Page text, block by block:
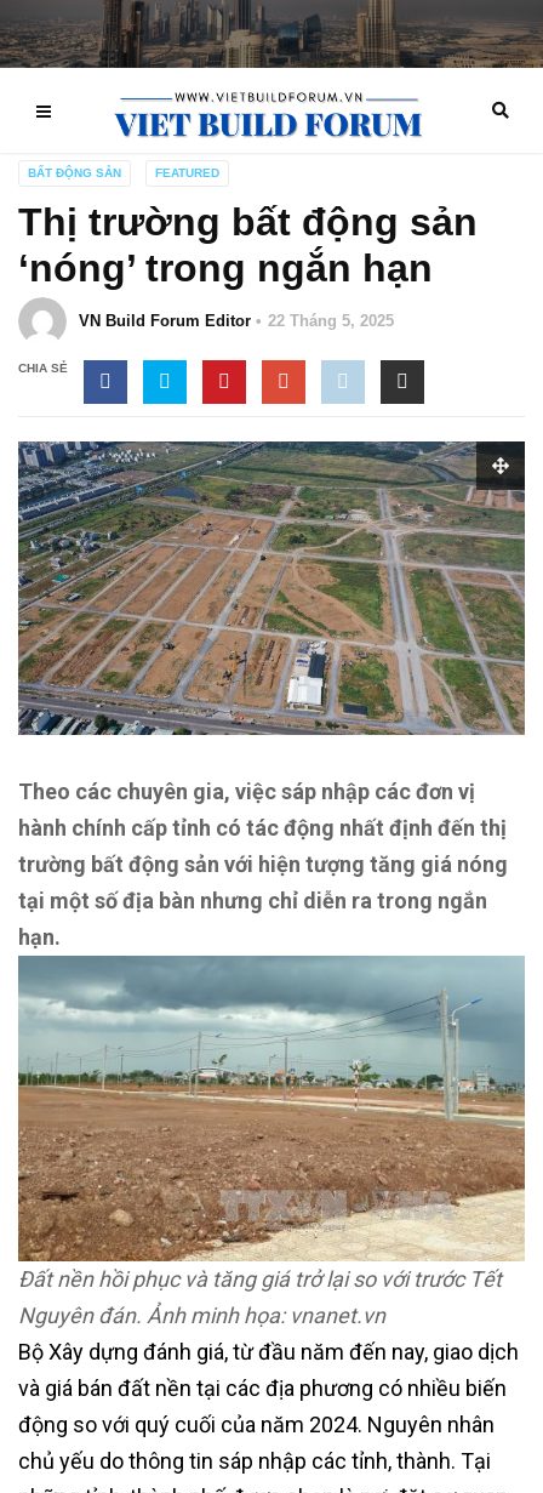
BẤT ĐỘNG SẢN FEATURED
Thị trường bất động sản
‘nóng’ trong ngắn hạn
VN Build Forum Editor 22 Tháng 5, 2025
CHIA SẺ
Theo các chuyên gia, việc sáp nhập các đơn vị
hành chính cấp tỉnh có tác động nhất định đến thị
trường bất động sản với hiện tượng tăng giá nóng
tại một số địa bàn nhưng chỉ diễn ra trong ngắn
hạn.
Đất nền hồi phục và tăng giá trở lại so với trước Tết
Nguyên đán. Ảnh minh họa: vnanet.vn
Bộ Xây dựng đánh giá, từ đầu năm đến nay, giao dịch
và giá bán đất nền tại các địa phương có nhiều biến
động so với quý cuối của năm 2024. Nguyên nhân
chủ yếu do thông tin sáp nhập các tỉnh, thành. Tại